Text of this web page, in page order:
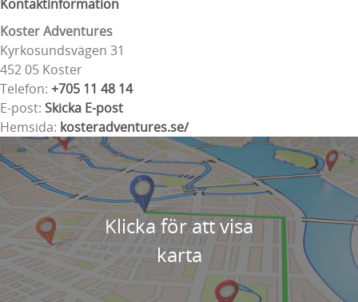
Kontaktinformation
Koster Adventures
Kyrkosundsvägen 31
452 05 Koster
Telefon: +705 11 48 14
E-post: Skicka E-post
Hemsida: kosteradventures.se/
Klicka för att visa
karta